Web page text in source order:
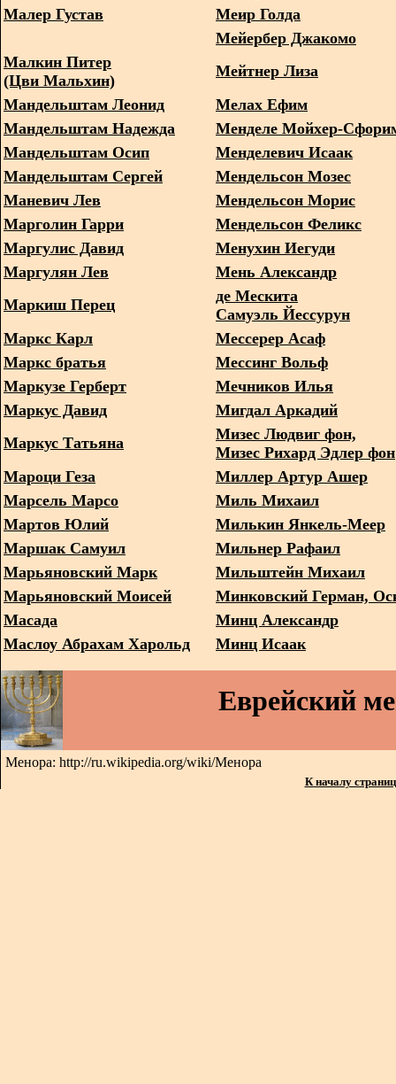
Малер Густав
Меир Голда
Мейербер Джакомо
Малкин Питер
(Цви Мальхин)
Мейтнер Лиза
Мандельштам Леонид
Мелах Ефим
Мандельштам Надежда
Менделе Мойхер-
Мандельштам Осип
Менделевич Исаак
Мандельштам Сергей
Мендельсон Мозес
Маневич Лев
Мендельсон Морис
Марголин Гарри
Мендельсон Феликс
Маргулис Давид
Менухин Иегуди
Маргулян Лев
Мень Александр
Маркиш Перец
де Мескита
Самуэль Йессурун
Маркс Карл
Мессерер Асаф
Маркс братья
Мессинг Вольф
Маркузе Герберт
Мечников Илья
Маркус Давид
Мигдал Аркадий
Маркус Татьяна
Мизес Людвиг фон,
Мизес Рихард Эдлер фон
Мароци Геза
Миллер Артур Ашер
Марсель Марсо
Миль Михаил
Мартов Юлий
Милькин Янкель-Меер
Маршак Самуил
Мильнер Рафаил
Марьяновский Марк
Мильштейн Михаил
Марьяновский Моисей
Минковский Герман,
Масада
Минц Александр
Маслоу Абрахам Харольд
Минц Исаак
Еврейский
Менора: http://ru.wikipedia.org/wiki/Менора
К началу